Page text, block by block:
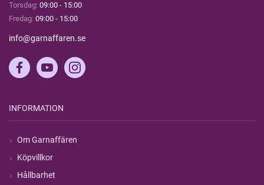
Torsdag: 09:00 - 15:00
Fredag: 09:00 - 15:00
info@garnaffaren.se
INFORMATION
Om Garnaffären
Köpvillkor
Hållbarhet